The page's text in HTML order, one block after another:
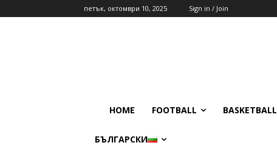
петък, октомври 10, 2025 Sign in / Join
HOME FOOTBALL BASKETBALL
БЪЛГАРСКИ